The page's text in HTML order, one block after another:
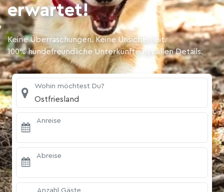
erwartet!
Keine Überraschungen. Keine Unsicherheit.
100% hundefreundliche Unterkünfte mit allen Details.
Wohin möchtest Du?
Ostfriesland
Anreise
Abreise
Anzahl Gäste